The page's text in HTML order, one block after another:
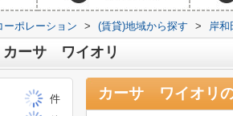
ーポレーション > (賃貸)地域から探す > 岸和
カーサ ワイオリ
カーサ ワイオリ
件